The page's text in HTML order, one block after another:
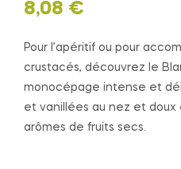
8,08 €
Pour l’apéritif ou pour
crustacés, découvrez le
monocépage intense et
et vanillées au nez et
arômes de fruits secs.